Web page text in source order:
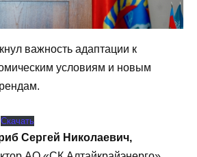
важность адаптации к
условиям и новым
Скачать
Сергей Николаевич,